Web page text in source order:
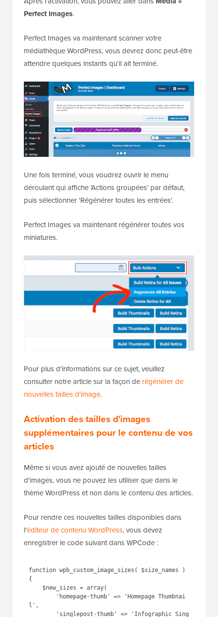
tailles.
Pour résoudre ce problème, vous devez régénérer
les miniatures de votre site Web WordPress à l'aide
de
Perfect Images
. Ce plugin régénérera également
mettra à jour les métadonnées de vos médias.
Tout d'abord, vous devrez installer et activer le plugin.
Si vous avez besoin d'aide, veuillez consulter notre
guide surcomment installer un plugin WordPress.
Après l'activation, vous pouvez aller dansMédia »
Perfect Images.
Perfect Images va maintenant scanner votre
attendre quelques instants qu'il ait terminé.
Une fois terminé, vous voudrez ouvrir le menu
déroulant qui affiche 'Actions groupées' par défaut,
Perfect Images va maintenant régénérer toutes vos
miniatures.
Pour plus d'informations sur ce sujet, veuillez
consulter notre article sur la façon derégénérer de
Activation des tailles d'images
supplémentaires pour le contenu de vos
articles